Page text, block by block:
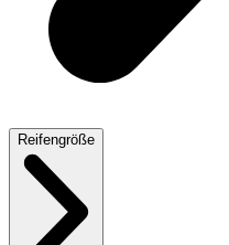
Reifengröße